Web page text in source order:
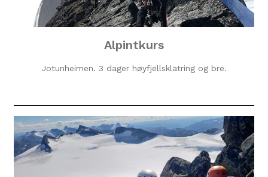
Alpintkurs
Jotunheimen. 3 dager høyfjellsklatring og bre.